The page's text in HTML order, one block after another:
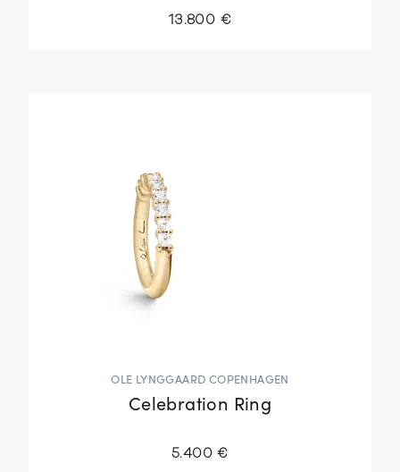
13.800 €
OLE LYNGGAARD COPENHAGEN
Celebration Ring
5.400 €